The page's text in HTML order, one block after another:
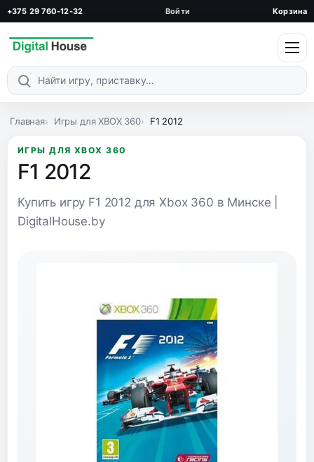
+375 29 760-12-32 Войти Корзина
Поиск по каталогу
Главная Игры для XBOX 360 F1 2012
ИГРЫ ДЛЯ XBOX 360
F1 2012
Купить игру F1 2012 для Xbox 360 в Минске |
DigitalHouse.by